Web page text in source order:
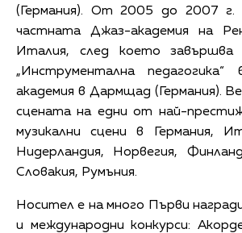
(Германия). От 2005 до 2007 г.
частната Джаз-академия на
Италия, след което завършва
„Инструментална педагогика“
академия в Дармщад (Германия).
сцената на едни от най-
музикални сцени в Германия,
Нидерландия, Норвегия,
Словакия, Румъния.
Носител е на много Първи
и международни конкурси: